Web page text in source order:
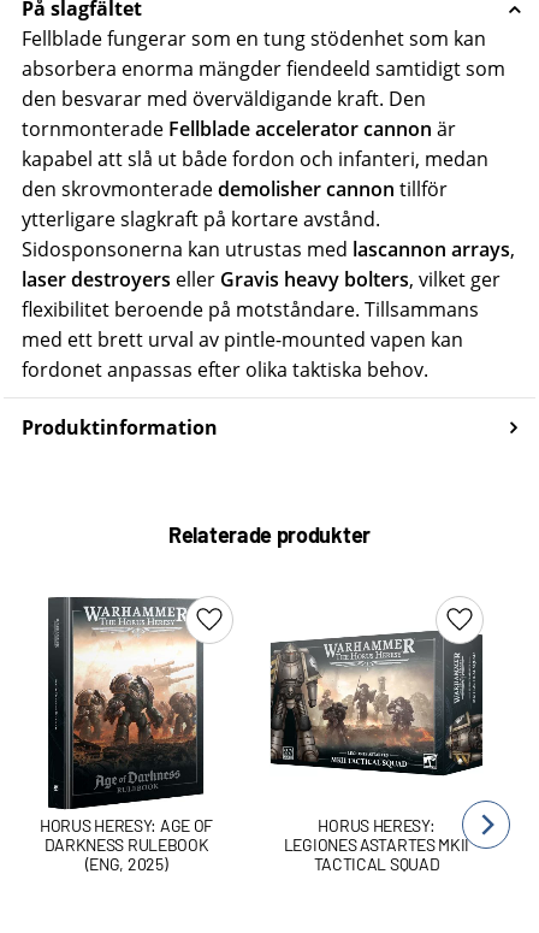
På slagfältet
Fellblade fungerar som en tung stödenhet som kan
absorbera enorma mängder fiendeeld samtidigt som
den besvarar med överväldigande kraft. Den
tornmonterade Fellblade accelerator cannon är
kapabel att slå ut både fordon och infanteri, medan
den skrovmonteradedemolisher cannon tillför
ytterligare slagkraft på kortare avstånd.
Sidosponsonerna kan utrustas med lascannon arrays,
laser destroyers eller Gravis heavy bolters, vilket ger
flexibilitet beroende på motståndare. Tillsammans
med ett brett urval av pintle-mounted vapen kan
fordonet anpassas efter olika taktiska behov.
Produktinformation
Relaterade produkter
HORUS HERESY: AGE OF
DARKNESS RULEBOOK
(ENG, 2025)
Lägg till i favoriter
HORUS HERESY:
LEGIONES ASTARTES MKII
TACTICAL SQUAD
Lägg till